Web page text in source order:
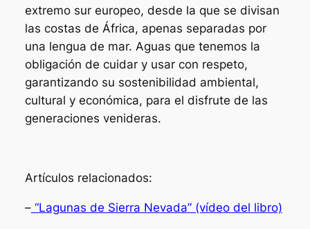
extremo sur europeo, desde la que se divisan
las costas de África, apenas separadas por
una lengua de mar. Aguas que tenemos la
obligación de cuidar y usar con respeto,
garantizando su sostenibilidad ambiental,
cultural y económica, para el disfrute de las
generaciones venideras.
Artículos relacionados:
–“Lagunas de Sierra Nevada” (vídeo del libro)